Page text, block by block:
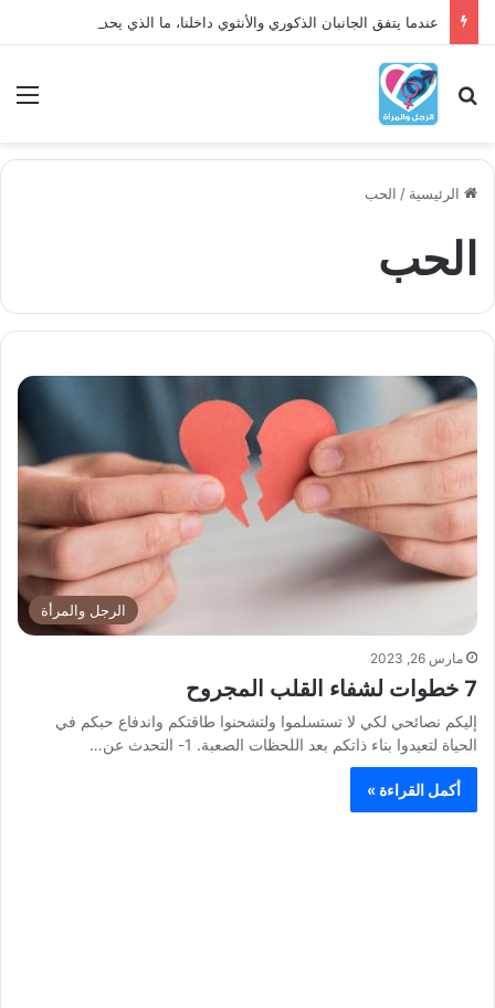
عندما يتفق الجانبان الذكوري والأنثوي داخلنا، ما الذي يحدث؟
بحث عن
الرئيسية / الحب
الحب
الرجل والمرأة
مارس 26, 2023
7 خطوات لشفاء القلب المجروح
إليكم نصائحي لكي لا تستسلموا ولتشحنوا طاقتكم واندفاع حبكم في
الحياة لتعيدوا بناء ذاتكم بعد اللحظات الصعبة. 1- التحدث عن…
أكمل القراءة »